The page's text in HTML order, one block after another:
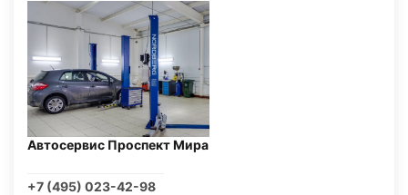
Автосервис Проспект Мира
+7 (495) 023-42-98